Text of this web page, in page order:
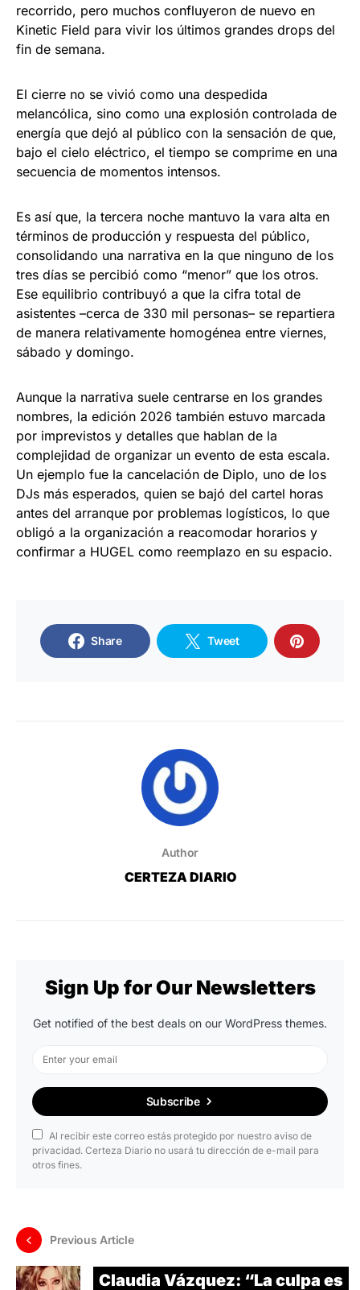
recorrido, pero muchos confluyeron de nuevo en
Kinetic Field para vivir los últimos grandes drops del
fin de semana.
El cierre no se vivió como una despedida
melancólica, sino como una explosión controlada de
energía que dejó al público con la sensación de que,
bajo el cielo eléctrico, el tiempo se comprime en una
secuencia de momentos intensos.
Es así que, la tercera noche mantuvo la vara alta en
términos de producción y respuesta del público,
consolidando una narrativa en la que ninguno de los
tres días se percibió como “menor” que los otros.
Ese equilibrio contribuyó a que la cifra total de
asistentes –cerca de 330 mil personas– se repartiera
de manera relativamente homogénea entre viernes,
sábado y domingo.
Aunque la narrativa suele centrarse en los grandes
nombres, la edición 2026 también estuvo marcada
por imprevistos y detalles que hablan de la
complejidad de organizar un evento de esta escala.
Un ejemplo fue la cancelación de Diplo, uno de los
DJs más esperados, quien se bajó del cartel horas
antes del arranque por problemas logísticos, lo que
obligó a la organización a reacomodar horarios y
confirmar a HUGEL como reemplazo en su espacio.
Share Tweet
Author
CERTEZA DIARIO
Sign Up for Our Newsletters
Get notified of the best deals on our WordPress themes.
Subscribe
Al recibir este correo estás protegido por nuestro aviso de
privacidad. Certeza Diario no usará tu dirección de e-mail para
otros fines.
Previous Article
Claudia Vázquez: “La culpa es